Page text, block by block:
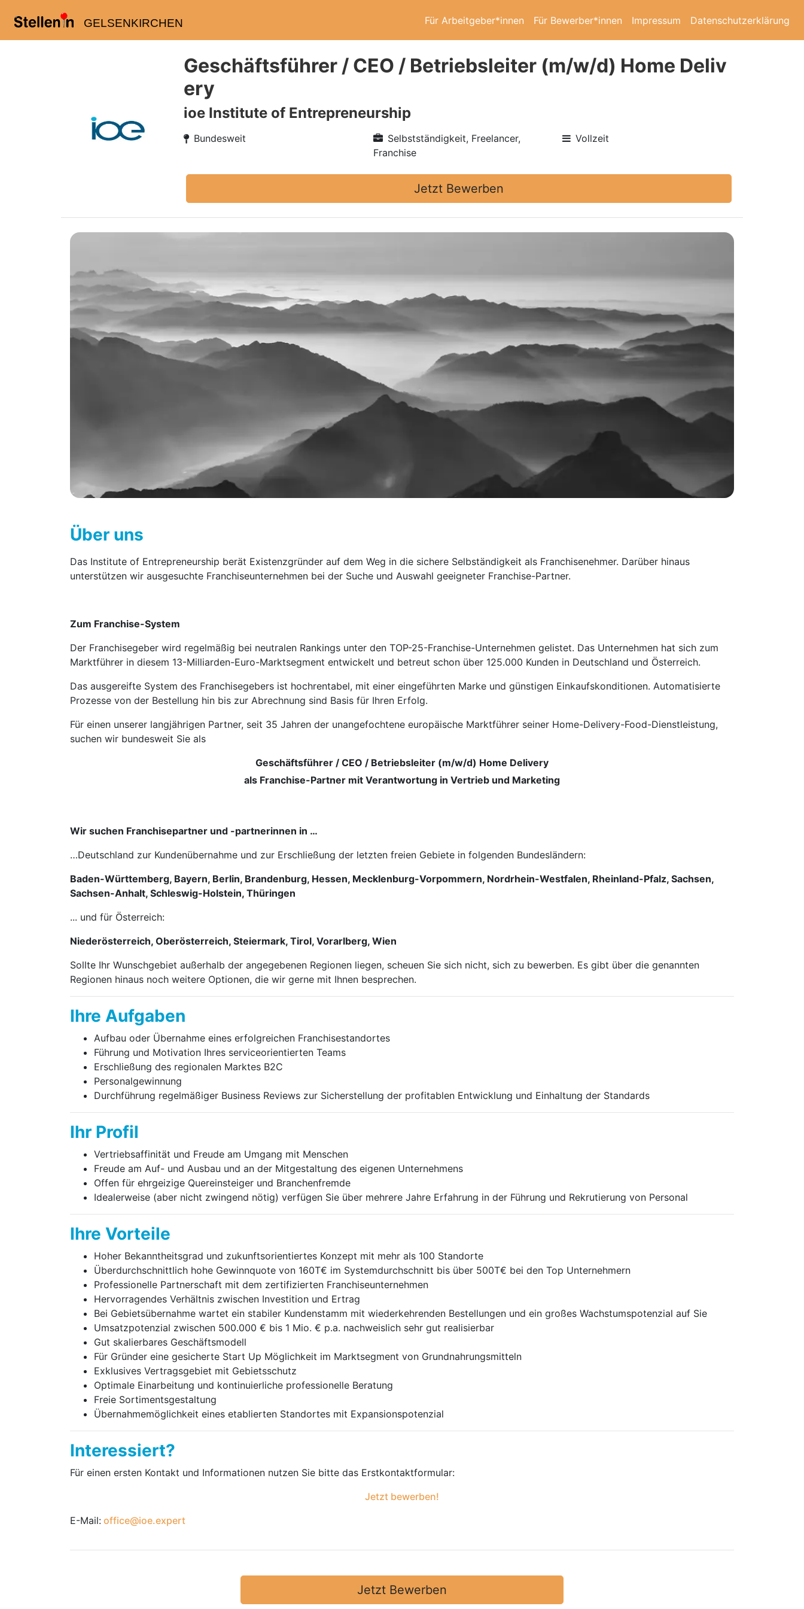
GELSENKIRCHEN Für Arbeitgeber*innen Für Bewerber*innen Impressum Datenschutzerklärung
Geschäftsführer / CEO / Betriebsleiter (m/w/d) Home Deliv
ery
ioe Institute of Entrepreneurship
Bundesweit
Selbstständigkeit, Freelancer,
Franchise
Vollzeit
Jetzt Bewerben
Über uns
Das Institute of Entrepreneurship berät Existenzgründer auf dem Weg in die sichere Selbständigkeit als Franchisenehmer. Darüber hinaus
unterstützen wir ausgesuchte Franchise­unternehmen bei der Suche und Auswahl geeigneter Franchise-Partner.
Zum Franchise-System
Der Franchisegeber wird regelmäßig bei neutralen Rankings unter den TOP-25-Franchise-Unter­nehmen gelistet. Das Unter­nehmen hat sich zum
Marktführer in diesem 13-Milliarden-Euro-Markt­segment entwickelt und betreut schon über 125.000 Kunden in Deutschland und Österreich.
Das ausgereifte System des Franchisegebers ist hochrentabel, mit einer eingeführten Marke und günstigen Einkaufskonditionen. Automatisierte
Prozesse von der Bestellung hin bis zur Abrechnung sind Basis für Ihren Erfolg.
Für einen unserer langjährigen Partner, seit 35 Jahren der unangefochtene europäische Marktführer seiner Home-Delivery-Food-Dienstleistung,
suchen wir bundesweit Sie als
Geschäftsführer / CEO / Betriebsleiter (m/w/d) Home Delivery
als Franchise-Partner mit Verantwortung in Vertrieb und Marketing
Wir suchen Franchisepartner und -partnerinnen in …
…Deutschland zur Kundenübernahme und zur Erschließung der letzten freien Gebiete in folgenden Bundesländern:
Baden-Württemberg, Bayern, Berlin, Brandenburg, Hessen, Mecklenburg-Vorpommern, Nordrhein-Westfalen, Rheinland-Pfalz, Sachsen,
Sachsen-Anhalt, Schleswig-Holstein, Thüringen
... und für Österreich:
Niederösterreich, Oberösterreich, Steiermark, Tirol, Vorarlberg, Wien
Sollte Ihr Wunschgebiet außerhalb der angegebenen Regionen liegen, scheuen Sie sich nicht, sich zu bewerben. Es gibt über die genannten
Regionen hinaus noch weitere Optionen, die wir gerne mit Ihnen besprechen.
Ihre Aufgaben
Aufbau oder Übernahme eines erfolgreichen Franchise­stand­ortes
Führung und Motivation Ihres service­orien­tier­ten Teams
Erschließung des regionalen Marktes B2C
Personalgewinnung
Durchführung regelmäßiger Business Reviews zur Sicher­stellung der profitablen Entwicklung und Einhaltung der Standards
Ihr Profil
Vertriebsaffinität und Freude am Umgang mit Menschen
Freude am Auf- und Ausbau und an der Mitgestaltung des eigenen Unternehmens
Offen für ehrgeizige Quereinsteiger und Branchenfremde
Idealerweise (aber nicht zwingend nötig) verfügen Sie über mehrere Jahre Erfahrung in der Führung und Rekrutierung von Personal
Ihre Vorteile
Hoher Bekanntheitsgrad und zukunftsorientiertes Konzept mit mehr als 100 Standorte
Überdurchschnittlich hohe Gewinnquote von 160T€ im Systemdurchschnitt bis über 500T€ bei den Top Unternehmern
Professionelle Partnerschaft mit dem zertifizierten Franchise­unter­nehmen
Hervorragendes Verhältnis zwischen Investition und Ertrag
Bei Gebietsübernahme wartet ein stabiler Kundenstamm mit wiederkehrenden Bestellungen und ein großes Wachstumspotenzial auf Sie
Umsatzpotenzial zwischen 500.000 € bis 1 Mio. € p.a. nach­weis­lich sehr gut realisierbar
Gut skalierbares Geschäftsmodell
Für Gründer eine gesicherte Start Up Möglichkeit im Marktsegment von Grundnahrungsmitteln
Exklusives Vertragsgebiet mit Gebietsschutz
Optimale Einarbeitung und kontinuierliche professionelle Beratung
Freie Sortimentsgestaltung
Übernahmemöglichkeit eines etablierten Standortes mit Expansionspotenzial
Interessiert?
Für einen ersten Kontakt und Informationen nutzen Sie bitte das Erst­kontakt­formular:
Jetzt bewerben!
E-Mail: office@ioe.expert
Jetzt Bewerben